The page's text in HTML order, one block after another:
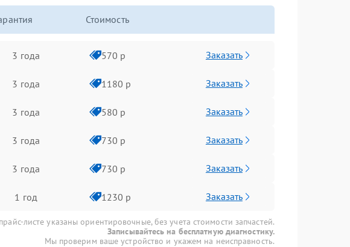
Стоимость
3 года 570 р Заказать
3 года 1180 р Заказать
3 года 580 р Заказать
3 года 730 р Заказать
3 года 730 р Заказать
1 год 1230 р Заказать
листе указаны ориентировочные, без учета стоимости запчастей.
Записывайтесь на бесплатную диагностику.
Мы проверим ваше устройство и укажем на неисправность.